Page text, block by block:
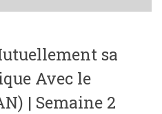
sa
Avec le
| Semaine 2